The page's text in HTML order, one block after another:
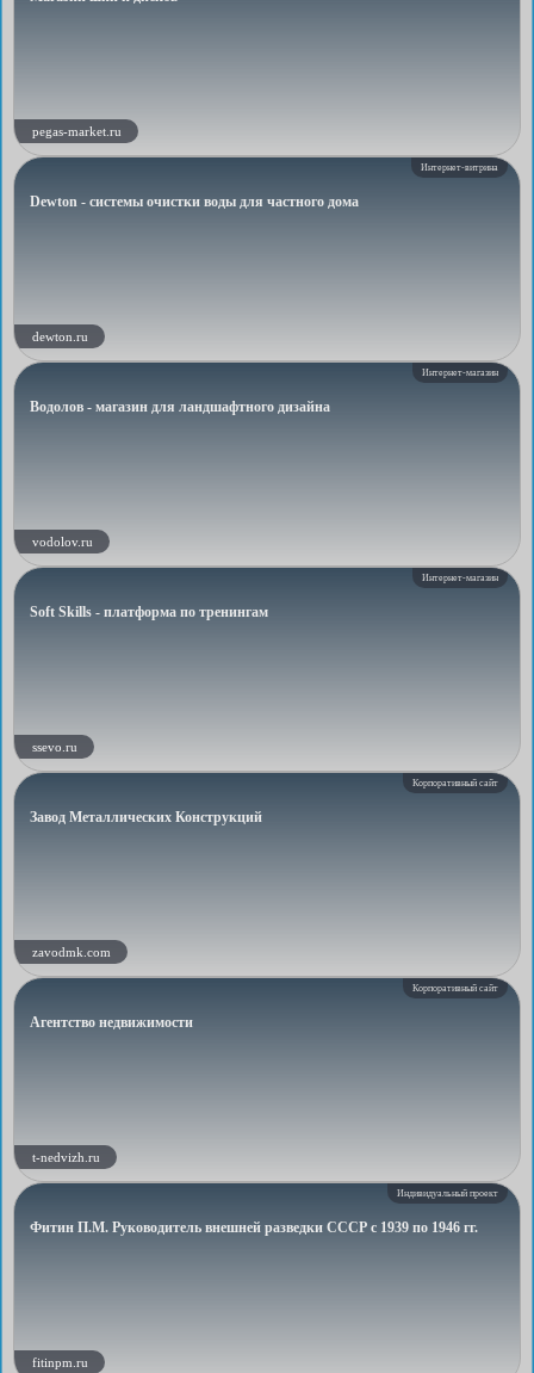
pegas-market.ru
Интернет-витрина
Dewton - системы очистки воды для частного дома
dewton.ru
Интернет-магазин
Водолов - магазин для ландшафтного дизайна
vodolov.ru
Интернет-магазин
Soft Skills - платформа по тренингам
ssevo.ru
Корпоративный сайт
Завод Металлических Конструкций
zavodmk.com
Корпоративный сайт
Агентство недвижимости
t-nedvizh.ru
Индивидуальный проект
Фитин П.М. Руководитель внешней разведки СССР с 1939 по 1946 гг.
fitinpm.ru